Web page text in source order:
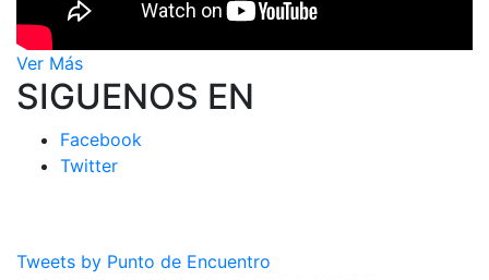
Ver Más
SIGUENOS EN
Facebook
Twitter
Tweets by Punto de Encuentro